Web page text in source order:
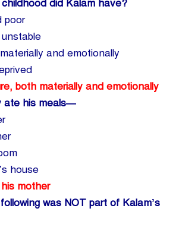
did Kalam have?
poor
and emotionally
both materially and emotionally
ate his meals—
house
mother
was NOT part of Kalam’s